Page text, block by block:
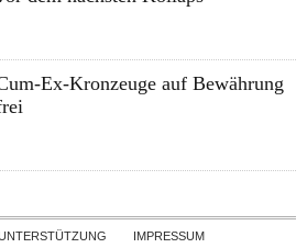
Ex-Kronzeuge auf Bewährung
Skip to contentIMPRESSUM